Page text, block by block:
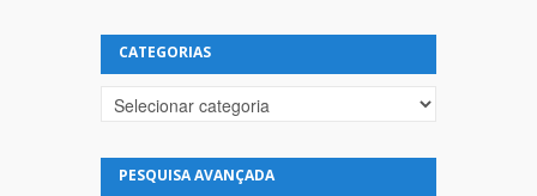
CATEGORIAS
Categorias
PESQUISA AVANÇADA